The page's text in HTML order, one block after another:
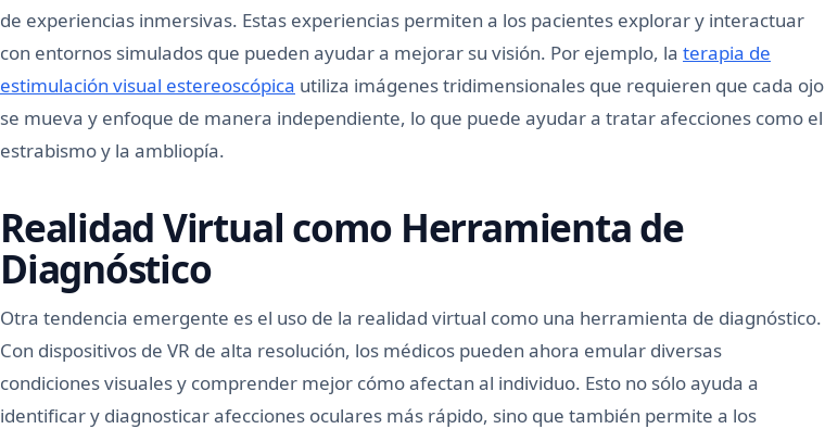
de experiencias inmersivas. Estas experiencias permiten a los pacientes explorar y interactuar
con entornos simulados que pueden ayudar a mejorar su visión. Por ejemplo, la terapia de
estimulación visual estereoscópica utiliza imágenes tridimensionales que requieren que cada ojo
se mueva y enfoque de manera independiente, lo que puede ayudar a tratar afecciones como el
estrabismo y la ambliopía.
Realidad Virtual como Herramienta de
Diagnóstico
Otra tendencia emergente es el uso de la realidad virtual como una herramienta de diagnóstico.
Con dispositivos de VR de alta resolución, los médicos pueden ahora emular diversas
condiciones visuales y comprender mejor cómo afectan al individuo. Esto no sólo ayuda a
identificar y diagnosticar afecciones oculares más rápido, sino que también permite a los